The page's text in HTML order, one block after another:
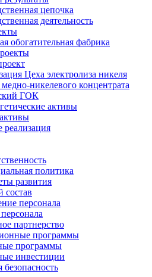
цепочка
деятельность
обогатительная фабрика
Цеха электролиза никеля
никелевого концентрата
ГОК
активы
реализация
политика
развития
состав
персонала
партнерство
программы
программы
инвестиции